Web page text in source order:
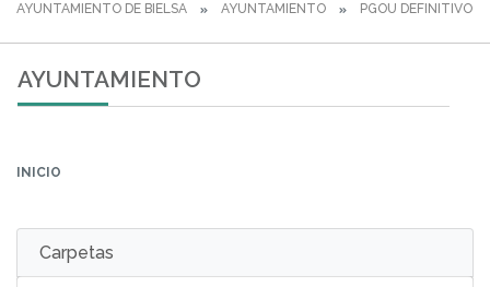
AYUNTAMIENTO DE BIELSA AYUNTAMIENTO PGOU DEFINITIVO
AYUNTAMIENTO
INICIO
Carpetas